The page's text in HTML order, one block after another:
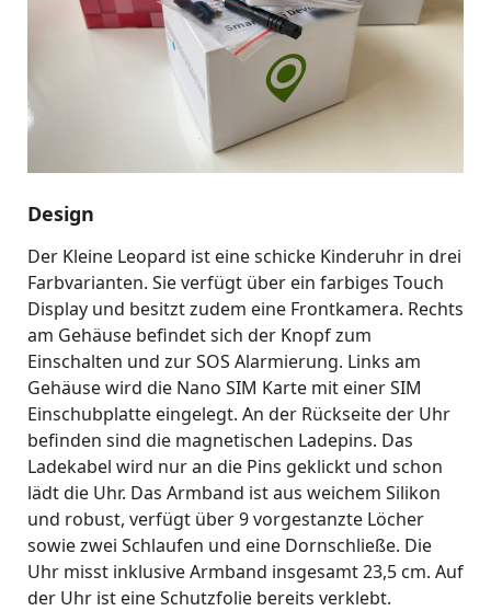
Design
Der Kleine Leopard ist eine schicke Kinderuhr in drei
Farbvarianten. Sie verfügt über ein farbiges Touch
Display und besitzt zudem eine Frontkamera. Rechts
am Gehäuse befindet sich der Knopf zum
Einschalten und zur SOS Alarmierung. Links am
Gehäuse wird die Nano SIM Karte mit einer SIM
Einschubplatte eingelegt. An der Rückseite der Uhr
befinden sind die magnetischen Ladepins. Das
Ladekabel wird nur an die Pins geklickt und schon
lädt die Uhr. Das Armband ist aus weichem Silikon
und robust, verfügt über 9 vorgestanzte Löcher
sowie zwei Schlaufen und eine Dornschließe. Die
Uhr misst inklusive Armband insgesamt 23,5 cm. Auf
der Uhr ist eine Schutzfolie bereits verklebt.